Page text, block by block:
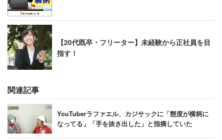
【20代既卒・フリーター】未経験から正社員を目
指す！
関連記事
YouTuberラファエル、カジサックに「態度が横柄に
なってる」「手を抜き出した」と指摘していた